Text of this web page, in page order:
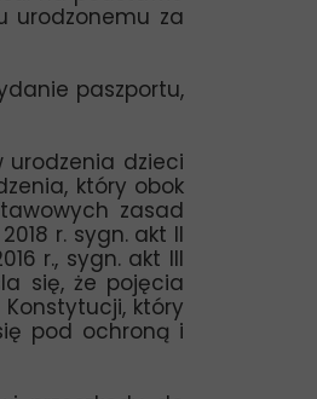
urodzonemu za
paszportu,
urodzenia dzieci
który obok
zasad
r. sygn. akt II
r., sygn. akt III
się, że pojęcia
który
pod ochroną i